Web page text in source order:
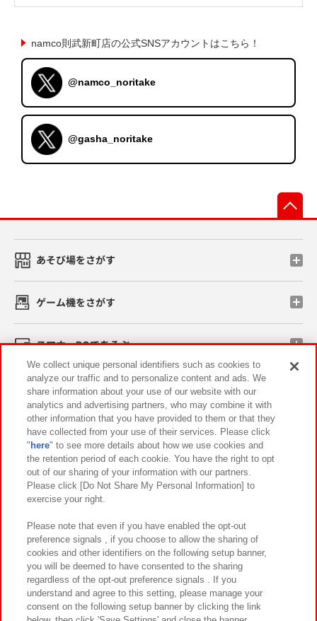
namco則武新町店の公式SNSアカウントはこちら！
@namco_noritake
@gasha_noritake
あそび場をさがす
ゲーム機をさがす
スマホ・PCであそぶ
イベント・キャンペーン
関連会社 サステナビリティ サイトポリシー
プライバシーポリシー ウェブアクセシビリティ方針と検証結果
お取引先さまとともに
カスタマーハラスメント対応方針 よくあるご質問・お問い合わせ
We collect unique personal identifiers such as cookies to
analyze our traffic and to personalize content and ads. We
share information about your use of our website with our
analytics and advertising partners, who may combine it with
other information that you have provided to them or that they
have collected from your use of their services. Please click
" here" to see more details about how we use cookies and
the retention period of each cookie. You have the right to opt
out of our sharing of your information with our partners.
Please click [Do Not Share My Personal Information] to
exercise your right.
Please note that even if you have enabled the opt-out
preference signals , if you choose to allow the sharing of
cookies and other identifiers on the following setup banner,
you will be deemed to have consented to the sharing
regardless of the opt-out preference signals . If you
understand and agree to this setting, please manage your
consent on the following setup banner by clicking the link